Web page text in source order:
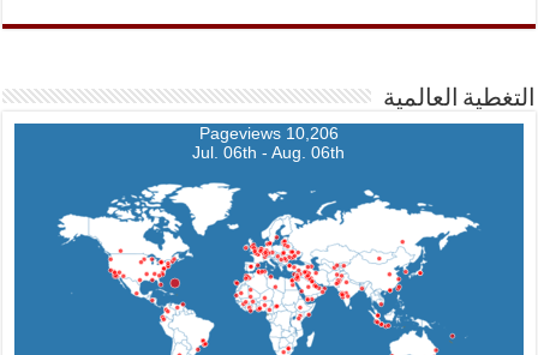
التغطية العالمية
10,206 Pageviews
Jul. 06th - Aug. 06th